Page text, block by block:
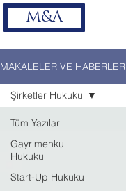
M&A
MAKALELER VE HABERLER
Tüm Yazılar
Gayrimenkul
Hukuku
Start-Up Hukuku
Şirketler Hukuku